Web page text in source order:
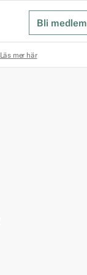
Bli medlem
Läs mer här